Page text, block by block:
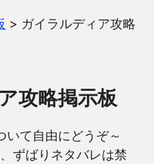
> ガイラルディア攻略
攻略掲示板
いて自由にどうぞ～
ずばりネタバレは禁